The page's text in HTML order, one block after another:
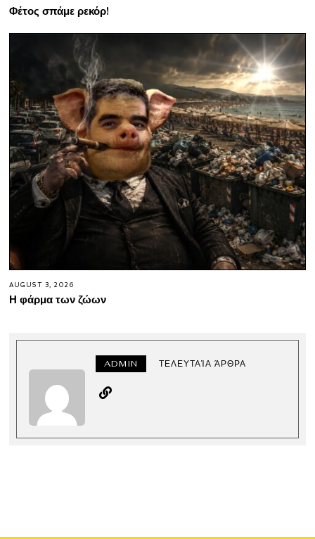
Φέτος σπάμε ρεκόρ!
AUGUST 3, 2026
Η φάρμα των ζώων
ADMIN ΤΕΛΕΥΤΑΊΑ ΆΡΘΡΑ